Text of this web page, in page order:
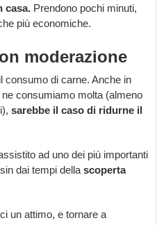
casa. Prendono pochi minuti,
più economiche.
moderazione
consumo di carne. Anche in
consumiamo molta (almeno
sarebbe il caso di ridurne il
ad uno dei più importanti
dai tempi dellascoperta
un attimo, e tornare a